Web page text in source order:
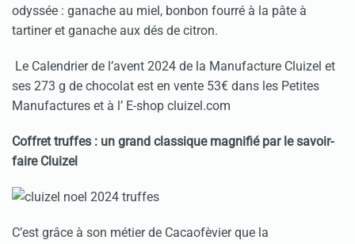
odyssée : ganache au miel, bonbon fourré à la pâte à
tartiner et ganache aux dés de citron.
Le Calendrier de l’avent 2024 de la Manufacture Cluizel et
ses 273 g de chocolat est en vente 53€ dans les Petites
Manufactures et à l’ E-shop cluizel.com
Coffret truffes : un grand classique magnifié par le savoir-
faire Cluizel
C’est grâce à son métier de Cacaofèvier que la